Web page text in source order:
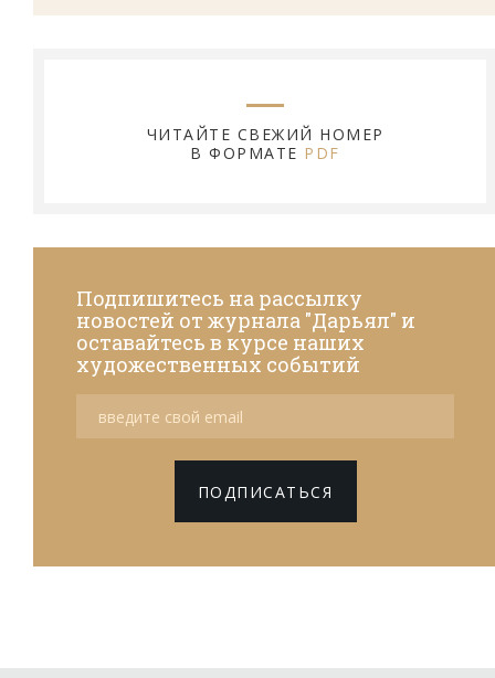
ЧИТАЙТЕ СВЕЖИЙ НОМЕР
В ФОРМАТЕ PDF
Подпишитесь на рассылку
новостей от журнала "Дарьял" и
оставайтесь в курсе наших
художественных событий
ПОДПИСАТЬСЯ